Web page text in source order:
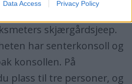
Data Access Privacy Policy
skjærgårdsjeep.
har senterkonsoll og
konsollen. På
plass til tre personer, og